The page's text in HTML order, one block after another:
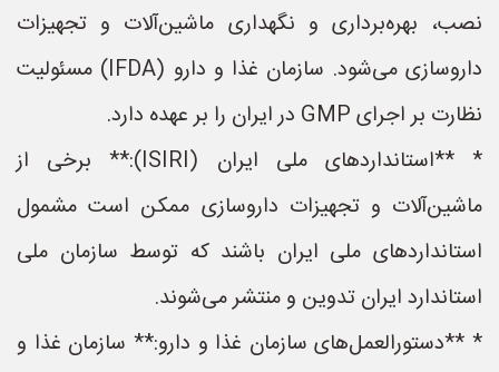
نصب، بهره‌برداری و نگهداری ماشین‌آلات و تجهیزات
داروسازی می‌شود. سازمان غذا و دارو (IFDA) مسئولیت
نظارت بر اجرای GMP در ایران را بر عهده دارد.
* **استانداردهای ملی ایران (ISIRI):** برخی از
ماشین‌آلات و تجهیزات داروسازی ممکن است مشمول
استانداردهای ملی ایران باشند که توسط سازمان ملی
استاندارد ایران تدوین و منتشر می‌شوند.
* **دستورالعمل‌های سازمان غذا و دارو:** سازمان غذا و